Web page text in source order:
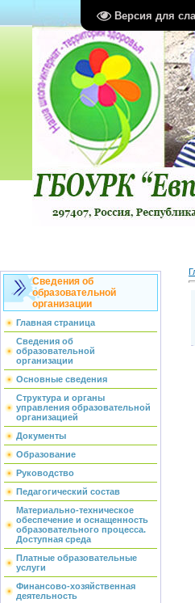
Версия для
какГость
Сведения об
образовательной
организации
Главная страница
Сведения об
образовательной
организации
Основные сведения
Структура и органы
управления образовательной
организацией
Документы
Образование
Руководство
Педагогический состав
Материально-техническое
обеспечение и оснащенность
образовательного процесса.
Доступная среда
Платные образовательные
услуги
Финансово-хозяйственная
деятельность